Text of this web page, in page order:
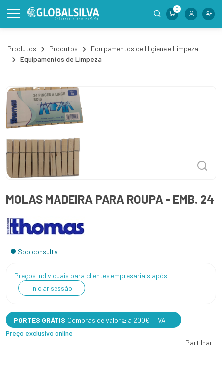
0
Produtos Produtos
Equipamentos de Higiene e Limpeza
Equipamentos de Limpeza
MOLAS MADEIRA PARA ROUPA - EMB. 24
Sob consulta
Preços individuais para clientes empresariais após
Iniciar sessão
PORTES GRÁTIS Compras de valor ≥ a 200€ + IVA
Preço exclusivo online
Partilhar